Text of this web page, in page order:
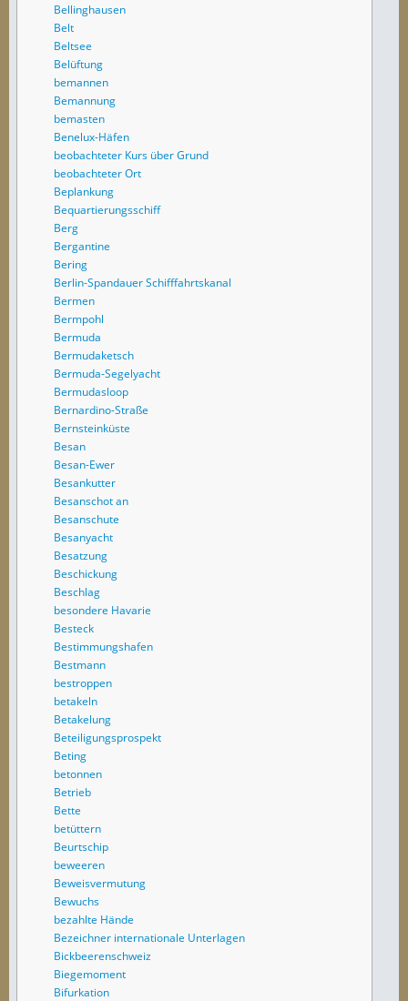
Bellinghausen
Belt
Beltsee
Belüftung
bemannen
Bemannung
bemasten
Benelux-Häfen
beobachteter Kurs über Grund
beobachteter Ort
Beplankung
Bequartierungsschiff
Berg
Bergantine
Bering
Berlin-Spandauer Schifffahrtskanal
Bermen
Bermpohl
Bermuda
Bermudaketsch
Bermuda-Segelyacht
Bermudasloop
Bernardino-Straße
Bernsteinküste
Besan
Besan-Ewer
Besankutter
Besanschot an
Besanschute
Besanyacht
Besatzung
Beschickung
Beschlag
besondere Havarie
Besteck
Bestimmungshafen
Bestmann
bestroppen
betakeln
Betakelung
Beteiligungsprospekt
Beting
betonnen
Betrieb
Bette
betüttern
Beurtschip
beweeren
Beweisvermutung
Bewuchs
bezahlte Hände
Bezeichner internationale Unterlagen
Bickbeerenschweiz
Biegemoment
Bifurkation